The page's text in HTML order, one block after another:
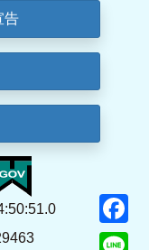
告